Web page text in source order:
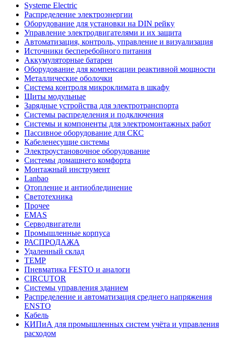
Systeme Electric
Распределение электроэнергии
Оборудование для установки на DIN рейку
Управление электродвигателями и их защита
Автоматизация, контроль, управление и визуализация
Источники бесперебойного питания
Аккумуляторные батареи
Оборудование для компенсации реактивной мощности
Металлические оболочки
Система контроля микроклимата в шкафу
Щиты модульные
Зарядные устройства для электротранспорта
Системы распределения и подключения
Системы и компоненты для электромонтажных работ
Пассивное оборудование для СКС
Кабеленесущие системы
Электроустановочное оборудование
Системы домашнего комфорта
Монтажный инструмент
Lanbao
Отопление и антиоблединение
Светотехника
Прочее
EMAS
Cерводвигатели
Промышленные корпуса
РАСПРОДАЖА
Удаленный склад
TEMP
Пневматика FESTO и аналоги
CIRCUTOR
Системы управления зданием
Распределение и автоматизация среднего напряжения
ENSTO
Кабель
КИПиА для промышленных систем учёта и управления
расходом